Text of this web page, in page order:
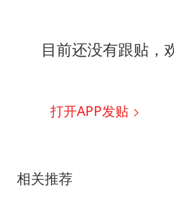
目前还没有跟贴，
打开APP发贴
相关推荐